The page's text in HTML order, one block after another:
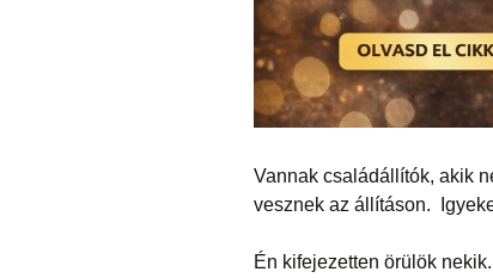
Vannak családállítók, akik
vesznek az állításon.
Én kifejezetten örülök